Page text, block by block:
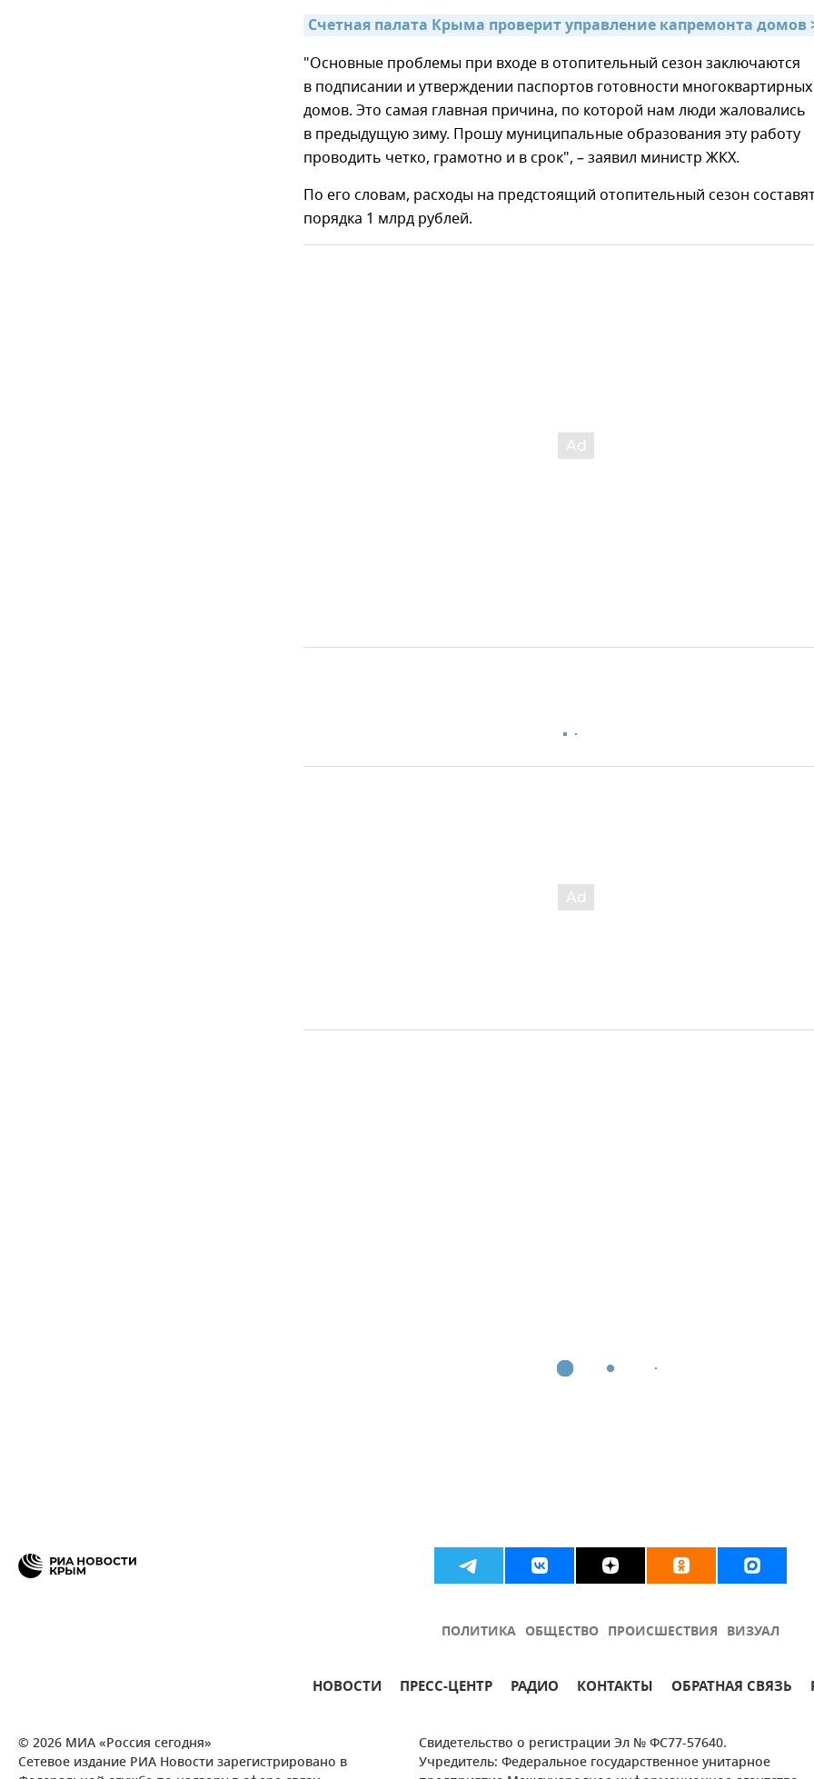
Счетная палата Крыма проверит управление капремонта домов
"Основные проблемы при входе в отопительный сезон заключаются
в подписании и утверждении паспортов готовности многоквартирных
домов. Это самая главная причина, по которой нам люди жаловались
в предыдущую зиму. Прошу муниципальные образования эту работу
проводить четко, грамотно и в срок", – заявил министр ЖКХ.
По его словам, расходы на предстоящий отопительный сезон
порядка 1 млрд рублей.
ПОЛИТИКА ОБЩЕСТВО ПРОИСШЕСТВИЯ ВИЗУАЛ
НОВОСТИ ПРЕСС-ЦЕНТР РАДИО КОНТАКТЫ ОБРАТНАЯ СВЯЗЬ
© 2026 МИА «Россия сегодня»
Сетевое издание РИА Новости зарегистрировано в
Свидетельство о регистрации Эл № ФС77-57640.
Учредитель: Федеральное государственное унитарное